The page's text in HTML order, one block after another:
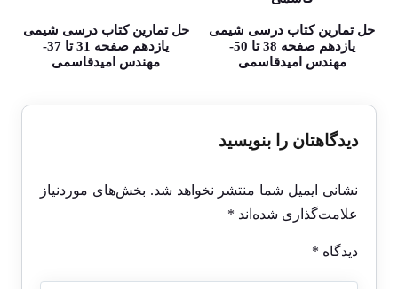
حل تمارین کتاب درسی شیمی
یازدهم صفحه 38 تا 50-
مهندس امیدقاسمی
حل تمارین کتاب درسی شیمی
یازدهم صفحه 31 تا 37-
مهندس امیدقاسمی
دیدگاهتان را بنویسید
نشانی ایمیل شما منتشر نخواهد شد. بخش‌های موردنیاز
علامت‌گذاری شده‌اند *
دیدگاه *